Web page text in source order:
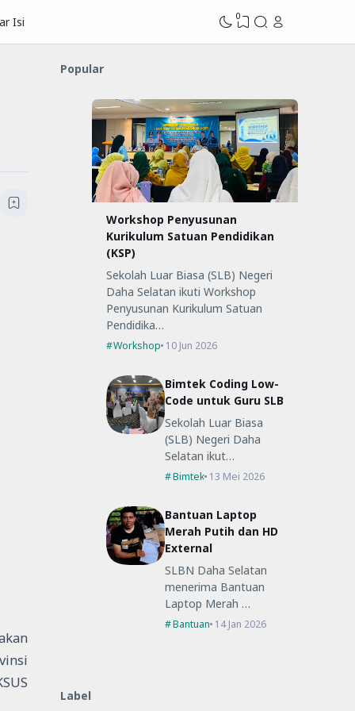
Isi 0
Popular
Workshop Penyusunan
Kurikulum Satuan Pendidikan
(KSP)
Sekolah Luar Biasa (SLB) Negeri
Daha Selatan ikuti Workshop
Penyusunan Kurikulum Satuan
Pendidika…
Workshop 10 Jun 2026
Bimtek Coding Low-
Code untuk Guru SLB
Sekolah Luar Biasa
(SLB) Negeri Daha
Selatan ikut…
Bimtek 13 Mei 2026
Bantuan Laptop
Merah Putih dan HD
External
SLBN Daha Selatan
menerima Bantuan
Laptop Merah …
Bantuan 14 Jan 2026
Label